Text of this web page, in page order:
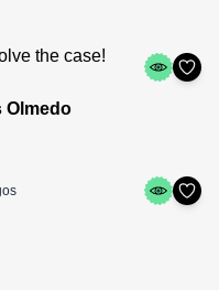
Olmedo